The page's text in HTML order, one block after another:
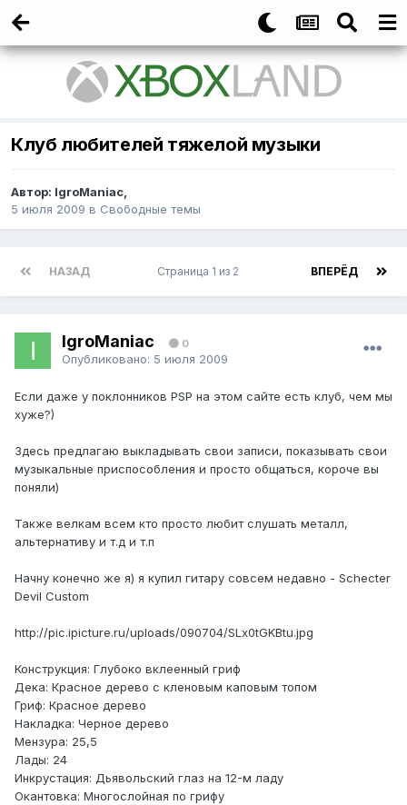
Клуб любителей тяжелой музыки
Автор: IgroManiac,
5 июля 2009 в Свободные темы
НАЗАД ВПЕРЁД
Страница 1 из 2
IgroManiac 0
Опубликовано: 5 июля 2009
Если даже у поклонников PSP на этом сайте есть клуб, чем мы
хуже?)
Здесь предлагаю выкладывать свои записи, показывать свои
музыкальные приспособления и просто общаться, короче вы
поняли)
Также велкам всем кто просто любит слушать металл,
альтернативу и т.д и т.п
Начну конечно же я) я купил гитару совсем недавно - Schecter
Devil Custom
http://pic.ipicture.ru/uploads/090704/SLx0tGKBtu.jpg
Конструкция: Глубоко вклеенный гриф
Дека: Красное дерево с кленовым каповым топом
Гриф: Красное дерево
Накладка: Черное дерево
Мензура: 25,5
Лады: 24
Инкрустация: Дьявольский глаз на 12-м ладу
Окантовка: Многослойная по грифу